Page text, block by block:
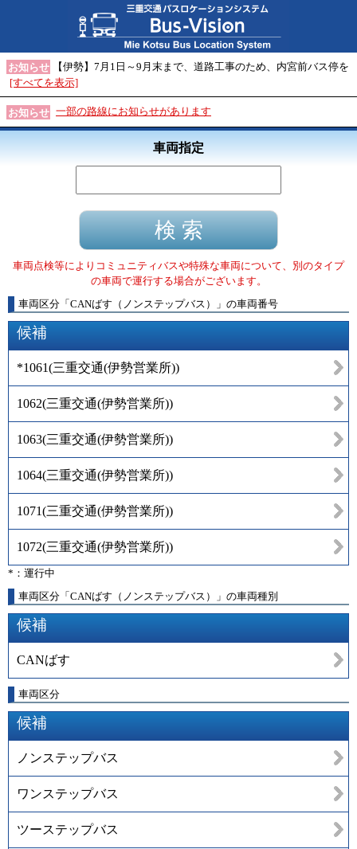
お知らせ
【伊勢】7月1日～9月末まで、道路工事のため、内宮前バス停を
[すべてを表示]
お知らせ 一部の路線にお知らせがあります
車両指定
車両点検等によりコミュニティバスや特殊な車両について、別のタイプ
の車両で運行する場合がございます。
車両区分 「 CANばす（ノンステップバス） 」 の車両番号
候補
*1061(三重交通(伊勢営業所))
1062(三重交通(伊勢営業所))
1063(三重交通(伊勢営業所))
1064(三重交通(伊勢営業所))
1071(三重交通(伊勢営業所))
1072(三重交通(伊勢営業所))
*：運行中
車両区分「CANばす（ノンステップバス）」の車両種別
候補
CANばす
車両区分
候補
ノンステップバス
ワンステップバス
ツーステップバス